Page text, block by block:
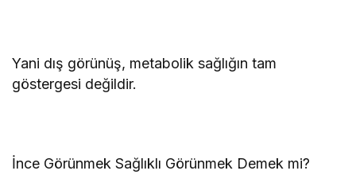
Yani dış görünüş, metabolik sağlığın tam
göstergesi değildir.
İnce Görünmek Sağlıklı Görünmek Demek mi?